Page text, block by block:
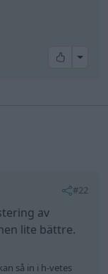
All
#22
av
lite bättre.
så in i h-vetes